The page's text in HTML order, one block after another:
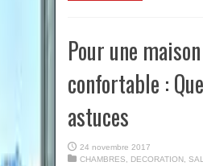
Pour une maison
confortable :
astuces
24 novembre 2017
CHAMBRES, DECORATION,